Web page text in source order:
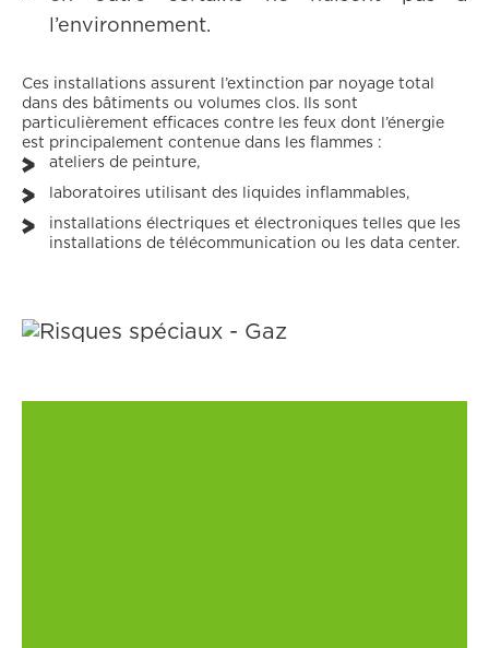
l’environnement.
Ces installations assurent l’extinction par noyage total
dans des bâtiments ou volumes clos. Ils sont
particulièrement efficaces contre les feux dont l’énergie
est principalement contenue dans les flammes :
ateliers de peinture,
laboratoires utilisant des liquides inflammables,
installations électriques et électroniques telles que les
installations de télécommunication ou les data center.